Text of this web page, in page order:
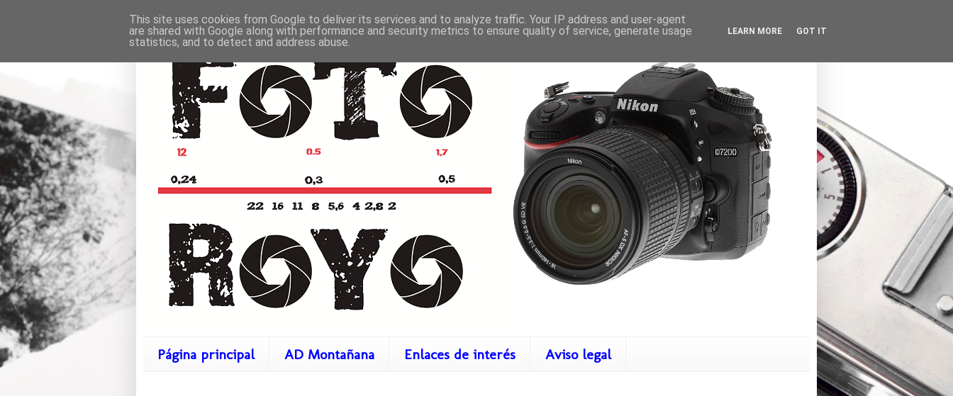
Página principal AD Montañana Enlaces de interés Aviso legal
This site uses cookies from Google to deliver its services and to analyze traffic. Your IP address and user-agent
are shared with Google along with performance and security metrics to ensure quality of service, generate usage
statistics, and to detect and address abuse.
LEARN MORE GOT IT